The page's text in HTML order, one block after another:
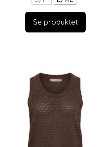
Se produktet